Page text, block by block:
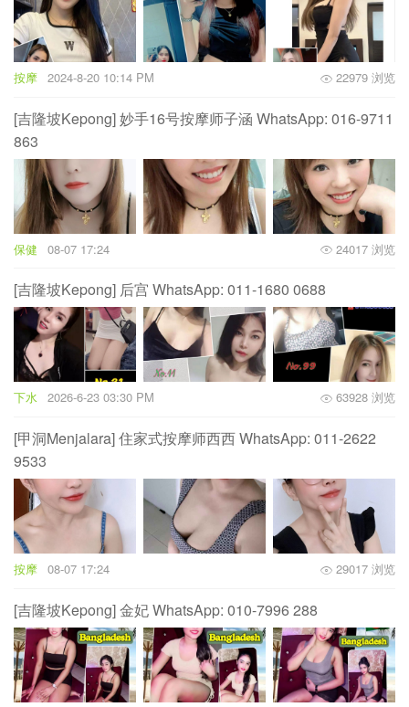
按摩 2024-8-20 10:14 PM 22979 浏览
[吉隆坡Kepong] 妙手16号按摩师子涵 WhatsApp: 016-9711
863
保健 08-07 17:24 24017 浏览
[吉隆坡Kepong] 后宫 WhatsApp: 011-1680 0688
下水 2026-6-23 03:30 PM 63928 浏览
[甲洞Menjalara] 住家式按摩师西西 WhatsApp: 011-2622
9533
按摩 08-07 17:24 29017 浏览
[吉隆坡Kepong] 金妃 WhatsApp: 010-7996 288